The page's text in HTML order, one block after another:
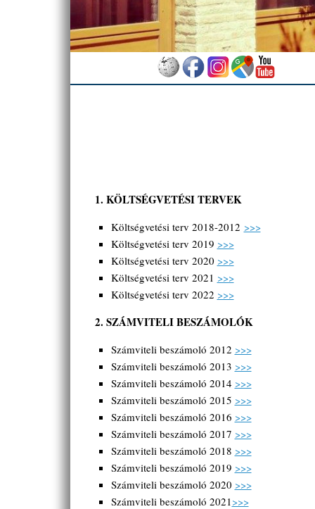
1. KÖLTSÉGVETÉSI TERVEK
Költségvetési terv 2018-2012 >>>
Költségvetési terv 2019 >>>
Költségvetési terv 2020 >>>
Költségvetési terv 2021 >>>
Költségvetési terv 2022 >>>
2. SZÁMVITELI BESZÁMOLÓK
Számviteli beszámoló 2012 >>>
Számviteli beszámoló 2013 >>>
Számviteli beszámoló 2014 >>>
Számviteli beszámoló 2015 >>>
Számviteli beszámoló 2016 >>>
Számviteli beszámoló 2017 >>>
Számviteli beszámoló 2018 >>>
Számviteli beszámoló 2019 >>>
Számviteli beszámoló 2020 >>>
Számviteli beszámoló 2021>>>